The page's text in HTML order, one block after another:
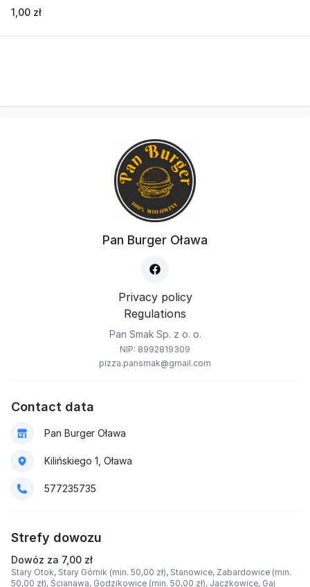
1,00 zł
Pan Burger Oława
Privacy policy
Regulations
Pan Smak Sp. z o. o.
NIP: 8992819309
pizza.pansmak@gmail.com
Contact data
Pan Burger Oława
Kilińskiego 1, Oława
577235735
Strefy dowozu
Dowóz za 7,00 zł
Stary Otok, Stary Górnik (min. 50,00 zł), Stanowice, Zabardowice (min.
50,00 zł), Ścianawa, Godzikowice (min. 50,00 zł), Jaczkowice, Gaj